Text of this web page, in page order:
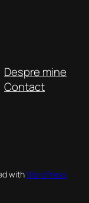
Despre mine
Contact
withWordPress